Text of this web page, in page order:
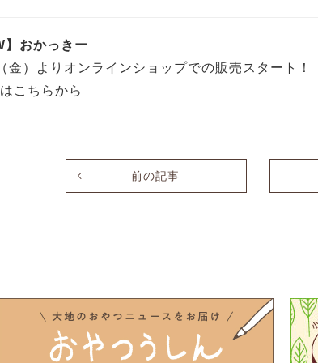
】おかっきー
金）よりオンラインショップでの販売スタート！
こちらから
前の記事